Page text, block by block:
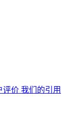
评价 我们的引用